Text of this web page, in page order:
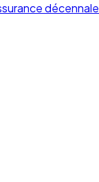
décennale